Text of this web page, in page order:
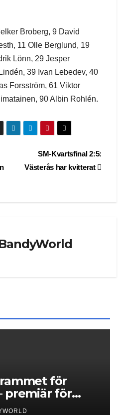
Broberg, 9 David
11 Olle Berglund, 19
Lönn, 29 Jesper
39 Ivan Lebedev, 40
Forsström, 61 Viktor
90 Albin Rohlén.
SM-Kvartsfinal 2:5:
Västerås har kvitterat
för
premiär för